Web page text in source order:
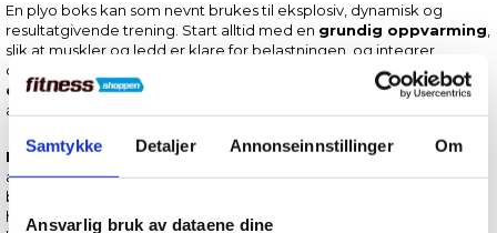
Samtykke Detaljer Annonseinnstillinger Om
Ansvarlig bruk av dataene dine
En plyo boks kan som nevnt brukes til eksplosiv, dynamisk og
resultatgivende trening. Start alltid med en grundig oppvarming,
slik at muskler og ledd er klare for belastningen, og integrer
deretter box jumps som en del av treningen – enten sompower-
elementi starten av programmet ditt eller som en intens
avslutning.
Fokuser på teknikkeni hvert hopp: Sett av med kontroll, bruk
armene aktivt for å skape momentum, og land mykt med lett
bøyde knær for å absorbere støtet. Hold spenning i core gjennom
hele bevegelsen, og gå kontrollert ned igjen for å minimere